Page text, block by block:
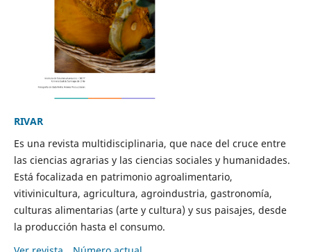
RIVAR
Es una revista multidisciplinaria, que nace del cruce entre
las ciencias agrarias y las ciencias sociales y humanidades.
Está focalizada en patrimonio agroalimentario,
vitivinicultura, agricultura, agroindustria, gastronomía,
culturas alimentarias (arte y cultura) y sus paisajes, desde
la producción hasta el consumo.